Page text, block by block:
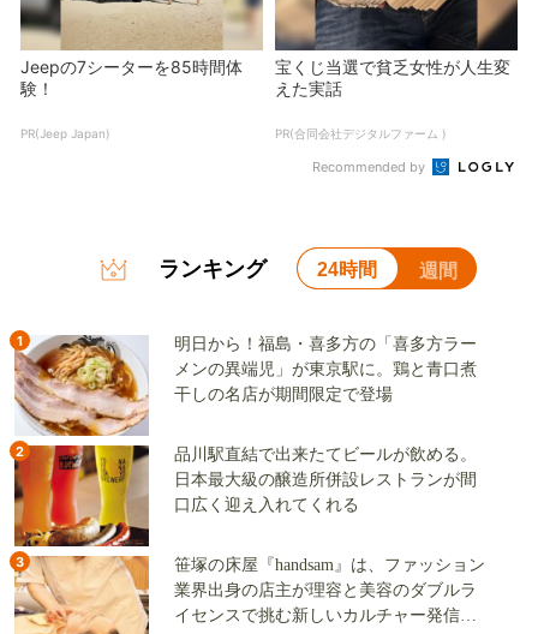
Jeepの7シーターを85時間体
験！
PR(Jeep Japan)
宝くじ当選で貧乏女性が人生変
えた実話
PR(合同会社デジタルファーム )
Recommended by
ランキング 24時間 週間
1
明日から！福島・喜多方の「喜多方ラー
メンの異端児」が東京駅に。鶏と青口煮
干しの名店が期間限定で登場
2
品川駅直結で出来たてビールが飲める。
日本最大級の醸造所併設レストランが間
口広く迎え入れてくれる
3
笹塚の床屋『handsam』は、ファッション
業界出身の店主が理容と美容のダブルラ
イセンスで挑む新しいカルチャー発信基